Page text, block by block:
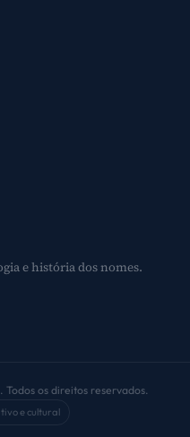
e história dos nomes.
os direitos reservados.
e cultural